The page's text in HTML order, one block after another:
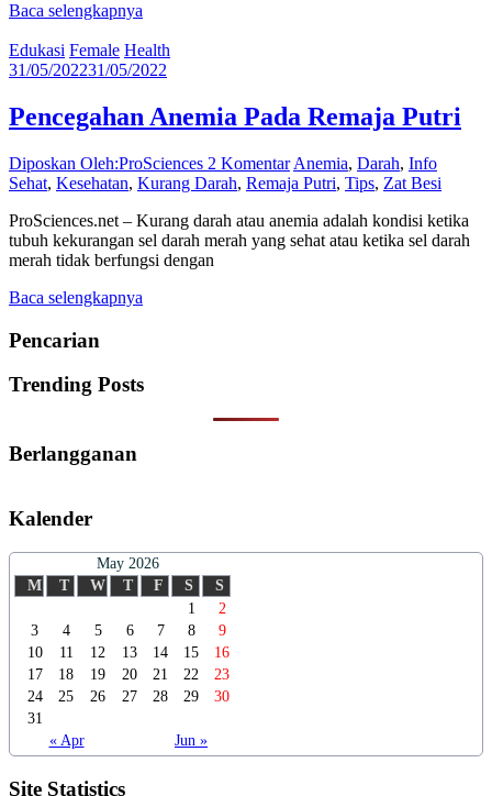
Baca selengkapnya
Edukasi Female Health
31/05/202231/05/2022
Pencegahan Anemia Pada Remaja Putri
Diposkan Oleh:ProSciences 2 Komentar Anemia, Darah, Info
Sehat, Kesehatan, Kurang Darah, Remaja Putri, Tips, Zat Besi
ProSciences.net – Kurang darah atau anemia adalah kondisi ketika
tubuh kekurangan sel darah merah yang sehat atau ketika sel darah
merah tidak berfungsi dengan
Baca selengkapnya
Pencarian
Trending Posts
Berlangganan
Kalender
May 2026
M
T W T F S S
« Apr Jun »
1
2
3
4 5 6 7 8
9
10
11 12 13 14 15
16
17
18 19 20 21 22
23
24
25 26 27 28 29
30
31
Site Statistics